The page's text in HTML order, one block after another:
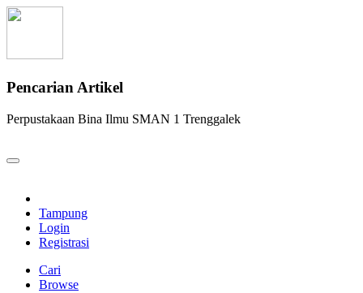
Pencarian Artikel
Perpustakaan Bina Ilmu SMAN 1 Trenggalek
Tampung
Login
Registrasi
Cari
Browse